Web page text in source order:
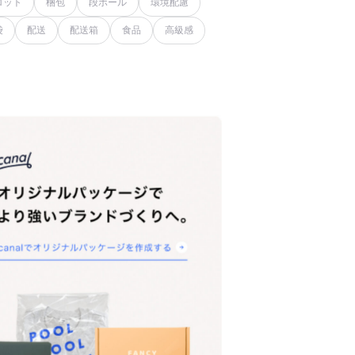
ット 梱包 段ボール 環境配慮
配送 配送箱 食品 高級感